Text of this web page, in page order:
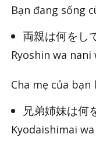
Bạn đang sống
両親は何をし
Ryoshin wa
Cha mẹ của bạn
兄弟姉妹は何
Kyodaishimai